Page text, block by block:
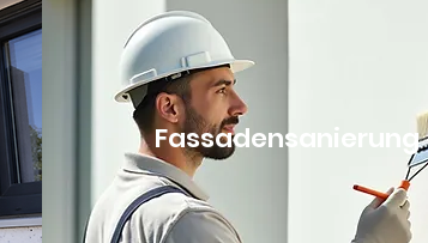
Fassadensanierung